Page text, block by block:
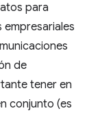
para
de
tener en
conjunto (es